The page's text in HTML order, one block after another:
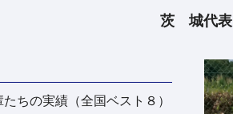
茨 城代表
ちの実績（全国ベスト８）